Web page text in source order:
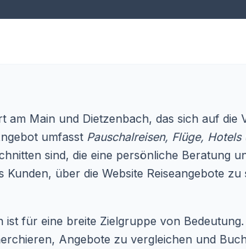
am Main und Dietzenbach, das sich auf die
umfasst Pauschalreisen, Flüge,
sind, die eine persönliche Beratung
über die Website Reiseangebote
ist für eine breite Zielgruppe von
Angebote zu vergleichen und